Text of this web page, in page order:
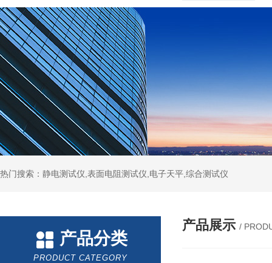
热门搜索：静电测试仪,表面电阻测试仪,电子天平,综合测试仪
产品分类
PRODUCT CATEGORY
产品展示 /